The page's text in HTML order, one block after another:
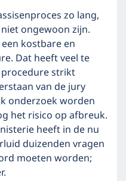
zo lang,
ongewoon zijn.
kostbare en
Dat heeft veel te
strikt
van de jury
onderzoek worden
het risico op afbreuk.
heeft in de nu
duizenden vragen
moeten worden;